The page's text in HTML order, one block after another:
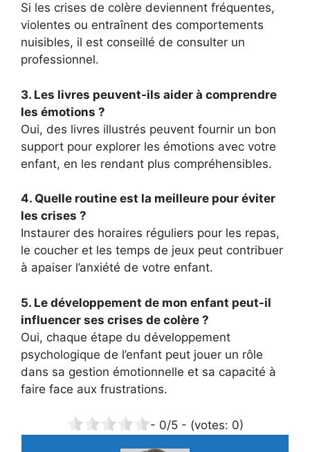
Si les crises de colère deviennent fréquentes,
violentes ou entraînent des comportements
nuisibles, il est conseillé de consulter un
professionnel.
3. Les livres peuvent-ils aider à comprendre
les émotions ?
Oui, des livres illustrés peuvent fournir un bon
support pour explorer les émotions avec votre
enfant, en les rendant plus compréhensibles.
4. Quelle routine est la meilleure pour éviter
les crises ?
Instaurer des horaires réguliers pour les repas,
le coucher et les temps de jeux peut contribuer
à apaiser l’anxiété de votre enfant.
5. Le développement de mon enfant peut-il
influencer ses crises de colère ?
Oui, chaque étape du développement
psychologique de l’enfant peut jouer un rôle
dans sa gestion émotionnelle et sa capacité à
faire face aux frustrations.
- 0/5 - (votes: 0)